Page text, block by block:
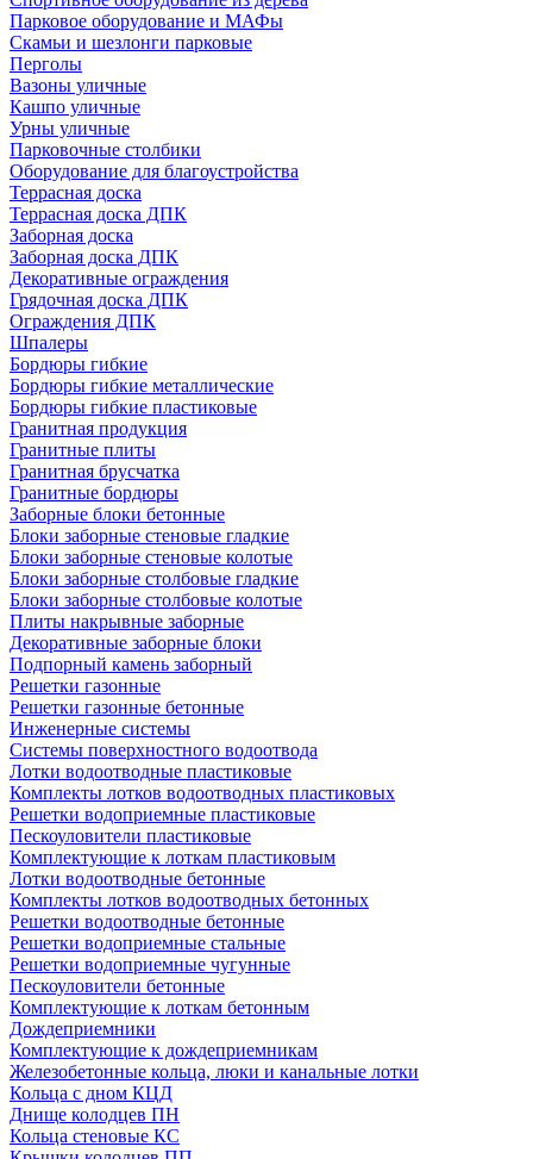
Парковое оборудование и МАФы
Скамьи и шезлонги парковые
Перголы
Вазоны уличные
Кашпо уличные
Урны уличные
Парковочные столбики
Оборудование для благоустройства
Террасная доска
Террасная доска ДПК
Заборная доска
Заборная доска ДПК
Декоративные ограждения
Грядочная доска ДПК
Ограждения ДПК
Шпалеры
Бордюры гибкие
Бордюры гибкие металлические
Бордюры гибкие пластиковые
Гранитная продукция
Гранитные плиты
Гранитная брусчатка
Гранитные бордюры
Заборные блоки бетонные
Блоки заборные стеновые гладкие
Блоки заборные стеновые колотые
Блоки заборные столбовые гладкие
Блоки заборные столбовые колотые
Плиты накрывные заборные
Декоративные заборные блоки
Подпорный камень заборный
Решетки газонные
Решетки газонные бетонные
Инженерные системы
Системы поверхностного водоотвода
Лотки водоотводные пластиковые
Комплекты лотков водоотводных пластиковых
Решетки водоприемные пластиковые
Пескоуловители пластиковые
Комплектующие к лоткам пластиковым
Лотки водоотводные бетонные
Комплекты лотков водоотводных бетонных
Решетки водоотводные бетонные
Решетки водоприемные стальные
Решетки водоприемные чугунные
Пескоуловители бетонные
Комплектующие к лоткам бетонным
Дождеприемники
Комплектующие к дождеприемникам
Железобетонные кольца, люки и канальные лотки
Кольца с дном КЦД
Днище колодцев ПН
Кольца стеновые КС